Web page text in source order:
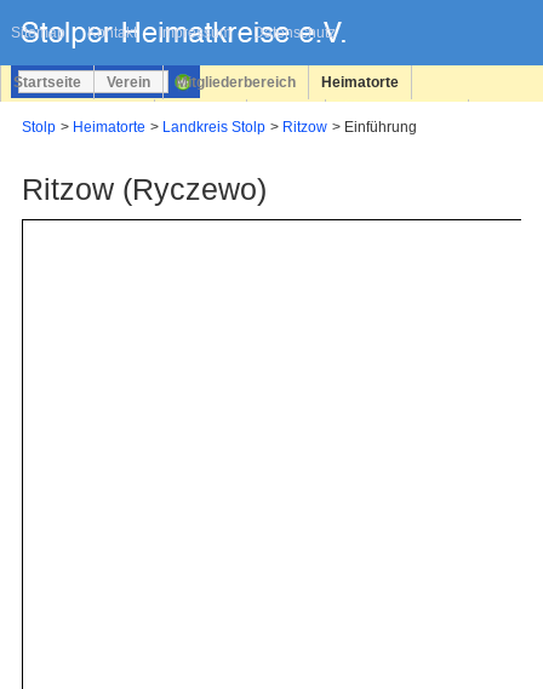
Sitemap Kontakt Impressum Datenschutz
überspringen
Startseite Verein Mitgliederbereich Heimatorte
Stolp Heimatorte Landkreis Stolp Ritzow Einführung
Ritzow (Ryczewo)